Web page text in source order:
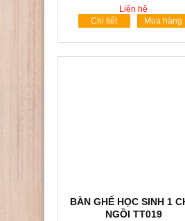
Liên hệ
Chi tiết
Mua hàng
BÀN GHẾ HỌC SINH 1
NGỒI TT019